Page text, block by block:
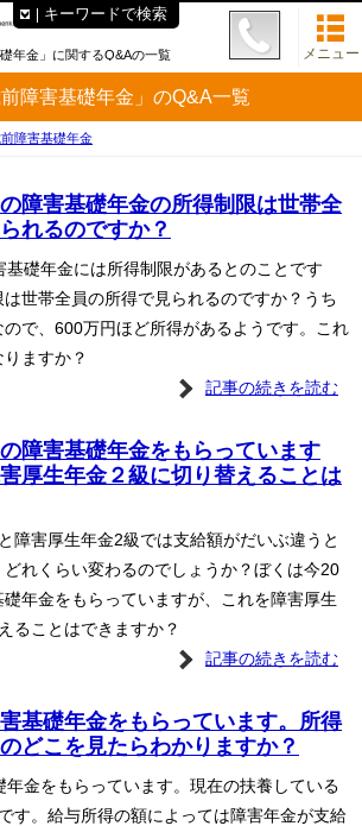
年金」に関するQ&Aの一覧 メニュー
前障害基礎年金」のQ&A一覧
障害基礎年金
障害基礎年金の所得制限は世帯全
れるのですか？
基礎年金には所得制限があるとのことです
世帯全員の所得で見られるのですか？うち
で、600万円ほど所得があるようです。これ
ますか？
記事の続きを読む
障害基礎年金をもらっています
厚生年金２級に切り替えることは
障害厚生年金2級では支給額がだいぶ違うと
れくらい変わるのでしょうか？ぼくは今20
年金をもらっていますが、これを障害厚生
ることはできますか？
記事の続きを読む
基礎年金をもらっています。所得
どこを見たらわかりますか？
年金をもらっています。現在の扶養している
す。給与所得の額によっては障害年金が支給
キーワードで検索